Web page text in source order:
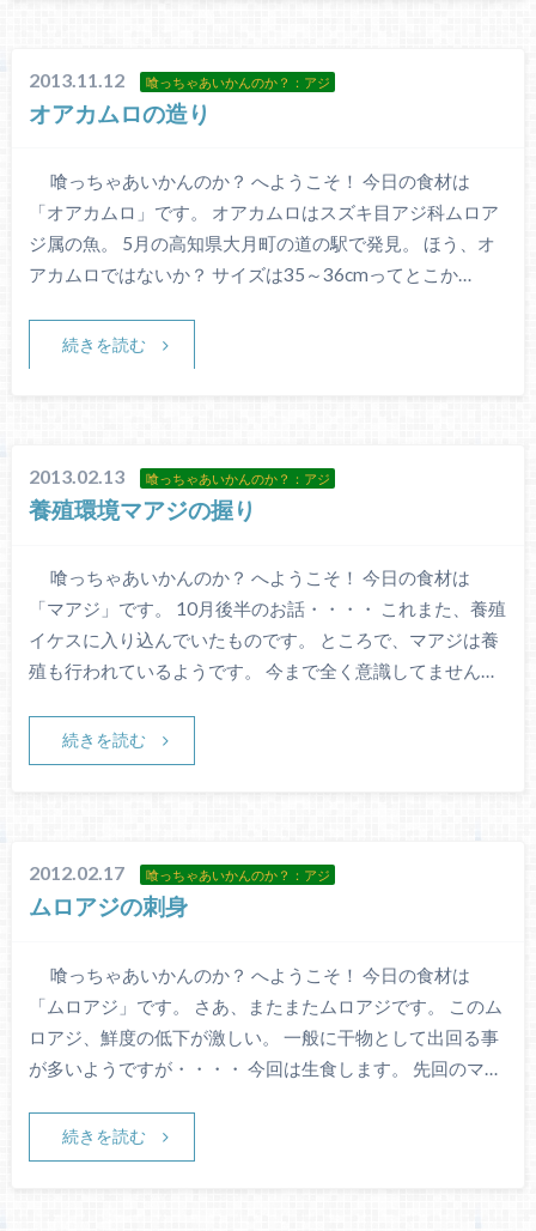
2013.11.12 喰っちゃあいかんのか？：アジ
オアカムロの造り
喰っちゃあいかんのか？ へようこそ！ 今日の食材は
「オアカムロ」です。 オアカムロはスズキ目アジ科ムロア
ジ属の魚。 5月の高知県大月町の道の駅で発見。 ほう、オ
アカムロではないか？ サイズは35～36cmってとこか…
続きを読む
2013.02.13 喰っちゃあいかんのか？：アジ
養殖環境マアジの握り
喰っちゃあいかんのか？ へようこそ！ 今日の食材は
「マアジ」です。 10月後半のお話・・・・ これまた、養殖
イケスに入り込んでいたものです。 ところで、マアジは養
殖も行われているようです。 今まで全く意識してません…
続きを読む
2012.02.17 喰っちゃあいかんのか？：アジ
ムロアジの刺身
喰っちゃあいかんのか？ へようこそ！ 今日の食材は
「ムロアジ」です。 さあ、またまたムロアジです。 このム
ロアジ、鮮度の低下が激しい。 一般に干物として出回る事
が多いようですが・・・・ 今回は生食します。 先回のマ…
続きを読む